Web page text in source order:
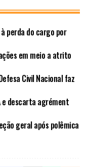
perda do cargo por
em meio a atrito
Civil Nacional faz
e descarta agrément
geral após polêmica